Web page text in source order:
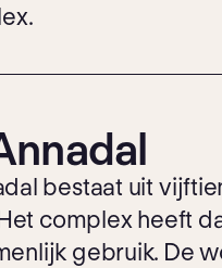
bestaat uit
complex heeft
gebruik. De